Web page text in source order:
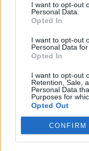
I want to opt-out
Personal Data.
Opted In
I want to opt-out
Personal Data
Opted In
I want to opt-out
Retention, Sale,
Personal Data
Purposes for
Opted Out
CONFIRM
Η
Ιδιαίτερη
χαρακτηριστικό
συστήματος.
ΙΟΒΕ
φροντιστηρίων
λειτουργεί ως